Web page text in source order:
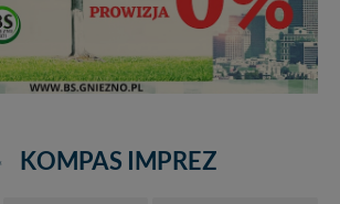
KOMPAS IMPREZ